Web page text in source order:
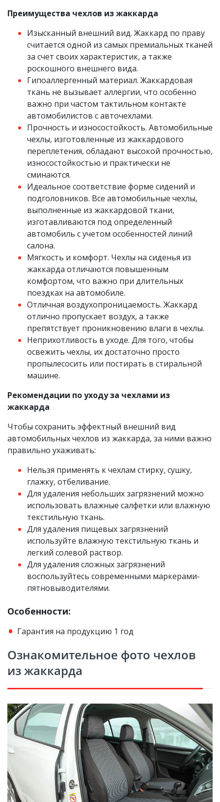
Преимущества чехлов из жаккарда
Изысканный внешний вид. Жаккард по праву
считается одной из самых премиальных тканей
за счет своих характеристик, а также
роскошного внешнего вида.
Гипоаллергенный материал. Жаккардовая
ткань не вызывает аллергии, что особенно
важно при частом тактильном контакте
автомобилистов с авточехлами.
Прочность и износостойкость. Автомобильные
чехлы, изготовленные из жаккардового
переплетения, обладают высокой прочностью,
износостойкостью и практически не
сминаются.
Идеальное соответствие форме сидений и
подголовников. Все автомобильные чехлы,
выполненные из жаккардовой ткани,
изготавливаются под определенный
автомобиль с учетом особенностей линий
салона.
Мягкость и комфорт. Чехлы на сиденья из
жаккарда отличаются повышенным
комфортом, что важно при длительных
поездках на автомобиле.
Отличная воздухопроницаемость. Жаккард
отлично пропускает воздух, а также
препятствует проникновению влаги в чехлы.
Неприхотливость в уходе. Для того, чтобы
освежить чехлы, их достаточно просто
пропылесосить или постирать в стиральной
машине.
Рекомендации по уходу за чехлами из
жаккарда
Чтобы сохранить эффектный внешний вид
автомобильных чехлов из жаккарда, за ними важно
правильно ухаживать:
Нельзя применять к чехлам стирку, сушку,
глажку, отбеливание.
Для удаления небольших загрязнений можно
использовать влажные салфетки или влажную
текстильную ткань.
Для удаления пищевых загрязнений
используйте влажную текстильную ткань и
легкий солевой раствор.
Для удаления сложных загрязнений
воспользуйтесь современными маркерами-
пятновыводителями.
Особенности:
Гарантия на продукцию 1 год
Ознакомительное фото чехлов
из жаккарда